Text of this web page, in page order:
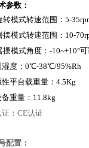
参数 ：
转模式转速范围： 5-35
摆模式转速范围 ：10-
摆模式角度 ：-10~+10°
湿度： 0℃-38℃/95%Rh
性平台载重量： 4.5Kg
备重量 ：11.8kg
证：CE认证
配置 ：